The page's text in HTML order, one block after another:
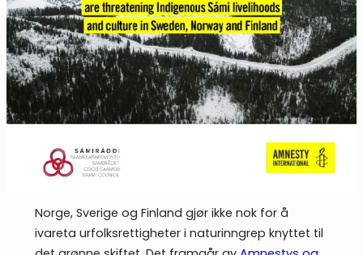
Norge, Sverige og Finland gjør ikke nok for å
ivareta urfolksrettigheter i naturinngrep knyttet til